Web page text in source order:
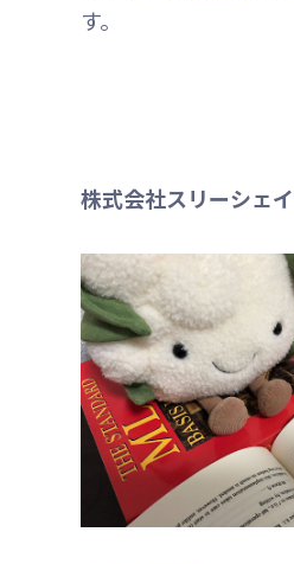
す。
株式会社スリーシ